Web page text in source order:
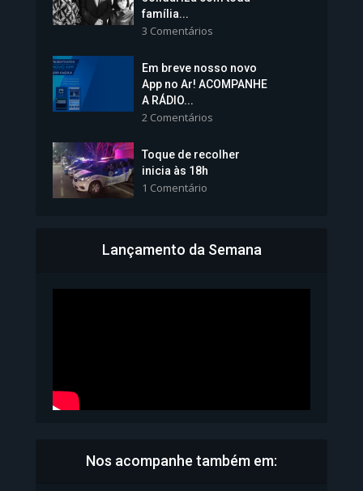
Vice-Prefeita Sheila Lemos
tomará posse nesta...
1.101 Modos de exibição
Bahia inicia emissão da
família...
3 Comentários
Em breve nosso novo
App no Ar! ACOMPANHE
A RÁDIO...
2 Comentários
Toque de recolher
inicia às 18h
1 Comentário
Lançamento da Semana
Nos acompanhe também em: